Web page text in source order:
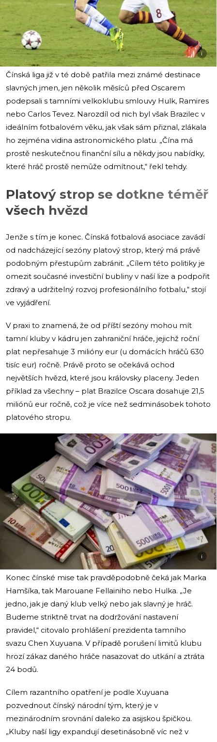
i
Čínská liga již v té době patřila mezi známé destinace
slavných jmen, jen několik měsíců před Oscarem
podepsali s tamními velkoklubu smlouvy Hulk, Ramires
nebo Carlos Tevez. Narozdíl od nich byl však Brazilec v
ideálním fotbalovém věku, jak však sám přiznal, zlákala
ho zejména vidina astronomického platu. „Čína má
prostě neskutečnou finanční sílu a někdy jsou nabídky,
které hráč prostě nemůže odmítnout,“ řekl tehdy.
Platový strop se dotkne téměř
všech hvězd
Jenže s tím je konec. Čínská fotbalová asociace zavádí
od nadcházející sezóny platový strop, který má právě
podobným přestupům zabránit. „Cílem této politiky je
omezit současné investiční bubliny v naší lize a podpořit
zdravý a udržitelný rozvoj profesionálního fotbalu,“ stojí
ve vyjádření.
V praxi to znamená, že od příští sezóny mohou mít
tamní kluby v kádru jen zahraniční hráče, jejichž roční
plat nepřesahuje 3 milióny eur (u domácích hráčů 630
tisíc eur) ročně. Právě proto se očekává ochod
největších hvězd, které jsou královsky placeny. Jeden
příklad za všechny – plat Brazilce Oscara dosahuje 21,5
miliónů eur ročně, což je více než sedminásobek tohoto
platového stropu.
i
Konec čínské mise tak pravděpodobně čeká jak Marka
Hamšíka, tak Marouane Fellainiho nebo Hulka. „Je
jedno, jak je daný klub velký nebo jak slavný je hráč.
Budeme striktně trvat na dodržování nastavení
pravidel,“ citovalo prohlášení prezidenta tamního
svazu Chen Xuyuana. V případě porušení limitů klubu
hrozí zákaz daného hráče nasazovat do utkání a ztráta
24 bodů.
Cílem razantního opatření je podle Xuyuana
pozvednout čínský národní tým, který je v
mezinárodním srovnání daleko za asijskou špičkou.
„Kluby naší ligy expandují desetinásobně víc než v